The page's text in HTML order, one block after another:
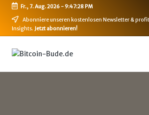
Skip
Fr., 7. Aug. 2026-9:47:29 PM
Abonniere unseren kostenlosen Newsletter &
Insights. Jetzt abonnieren!
B
i
Bitcoin,